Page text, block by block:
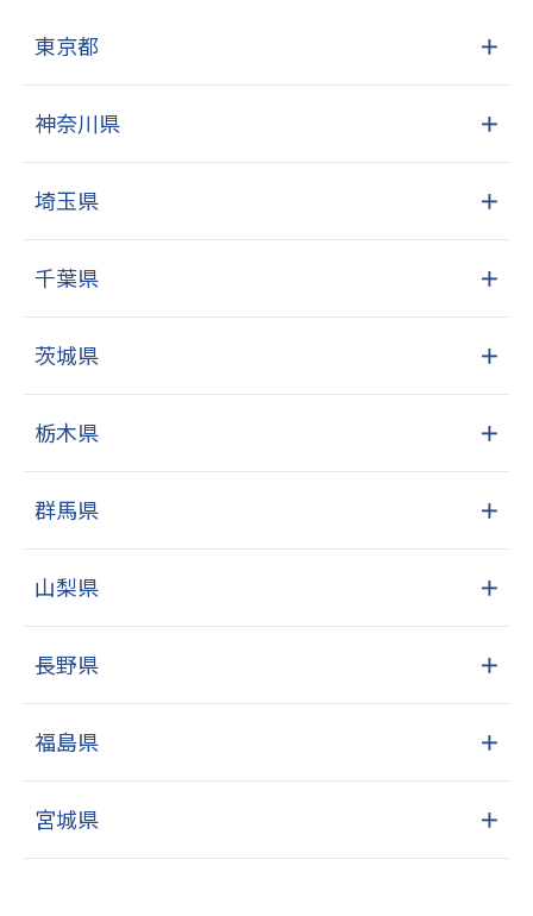
東京都 ＋
神奈川県 ＋
埼玉県 ＋
千葉県 ＋
茨城県 ＋
栃木県 ＋
群馬県 ＋
山梨県 ＋
長野県 ＋
福島県 ＋
宮城県 ＋